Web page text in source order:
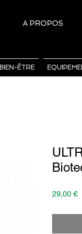
A PROPOS
BIEN-ÊTRE
29,00 €